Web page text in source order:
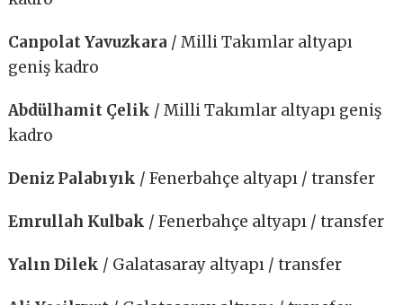
Canpolat Yavuzkara / Milli Takımlar altyapı
geniş kadro
Abdülhamit Çelik / Milli Takımlar altyapı geniş
kadro
Deniz Palabıyık / Fenerbahçe altyapı / transfer
Emrullah Kulbak / Fenerbahçe altyapı / transfer
Yalın Dilek / Galatasaray altyapı / transfer